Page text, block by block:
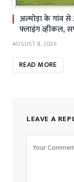
अल्मोड़ा के गांव से
फ्लाइंग व्हीकल,
AUGUST 8, 2026
READ MORE
LEAVE A